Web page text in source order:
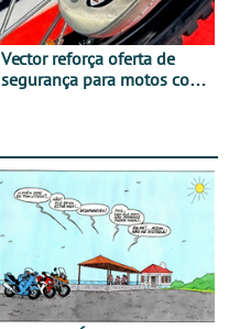
Vector reforça oferta de
segurança para motos com